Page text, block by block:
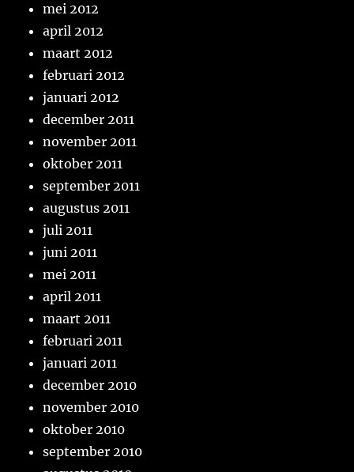
mei 2012
april 2012
maart 2012
februari 2012
januari 2012
december 2011
november 2011
oktober 2011
september 2011
augustus 2011
juli 2011
juni 2011
mei 2011
april 2011
maart 2011
februari 2011
januari 2011
december 2010
november 2010
oktober 2010
september 2010